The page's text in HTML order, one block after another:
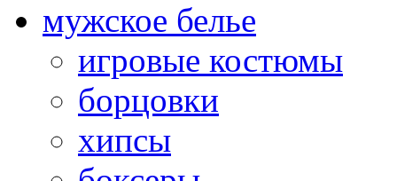
мужское белье
игровые костюмы
борцовки
хипсы